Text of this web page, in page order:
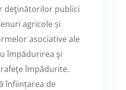
deţinătorilor publici
agricole și
asociative ale
împădurirea şi
împădurite.
înființarea de